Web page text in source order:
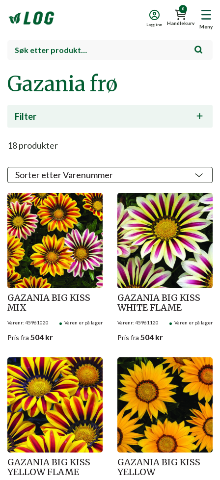
Meny
0
Handlekurv
Logg inn
Gazania frø
Filter
18produkter
GAZANIA BIG KISS
MIX
Varenr: 45961020 Varen er på lager
Pris fra 504 kr
GAZANIA BIG KISS
WHITE FLAME
Varenr: 45961120 Varen er på lager
Pris fra 504 kr
GAZANIA BIG KISS
YELLOW FLAME
GAZANIA BIG KISS
YELLOW